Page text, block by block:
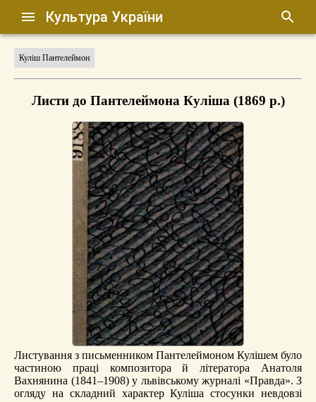
Культура України
Куліш Пантелеймон
Листи до Пантелеймона Куліша (1869 р.)
Листування з письменником Пантелеймоном Кулішем було
частиною праці композитора й літератора Анатоля
Вахнянина (1841–1908) у львівському журналі «Правда». З
огляду на складний характер Куліша стосунки невдовзі